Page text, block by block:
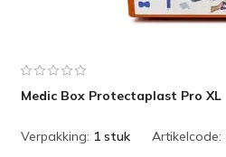
Medic Box Protectaplast Pro XL
Verpakking: 1 stuk Artikelcode: